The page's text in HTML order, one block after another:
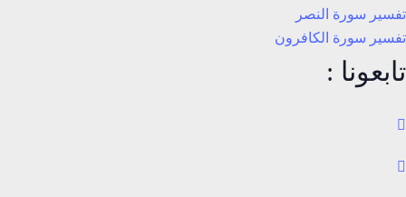
تفسير سورة النصر
تفسير سورة الكافرون
تابعونا :